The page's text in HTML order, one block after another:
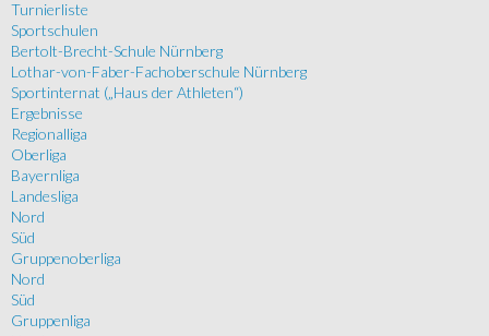
Turnierliste
Sportschulen
Bertolt-Brecht-Schule Nürnberg
Lothar-von-Faber-Fachoberschule Nürnberg
Sportinternat („Haus der Athleten“)
Ergebnisse
Regionalliga
Oberliga
Bayernliga
Landesliga
Nord
Süd
Gruppenoberliga
Nord
Süd
Gruppenliga